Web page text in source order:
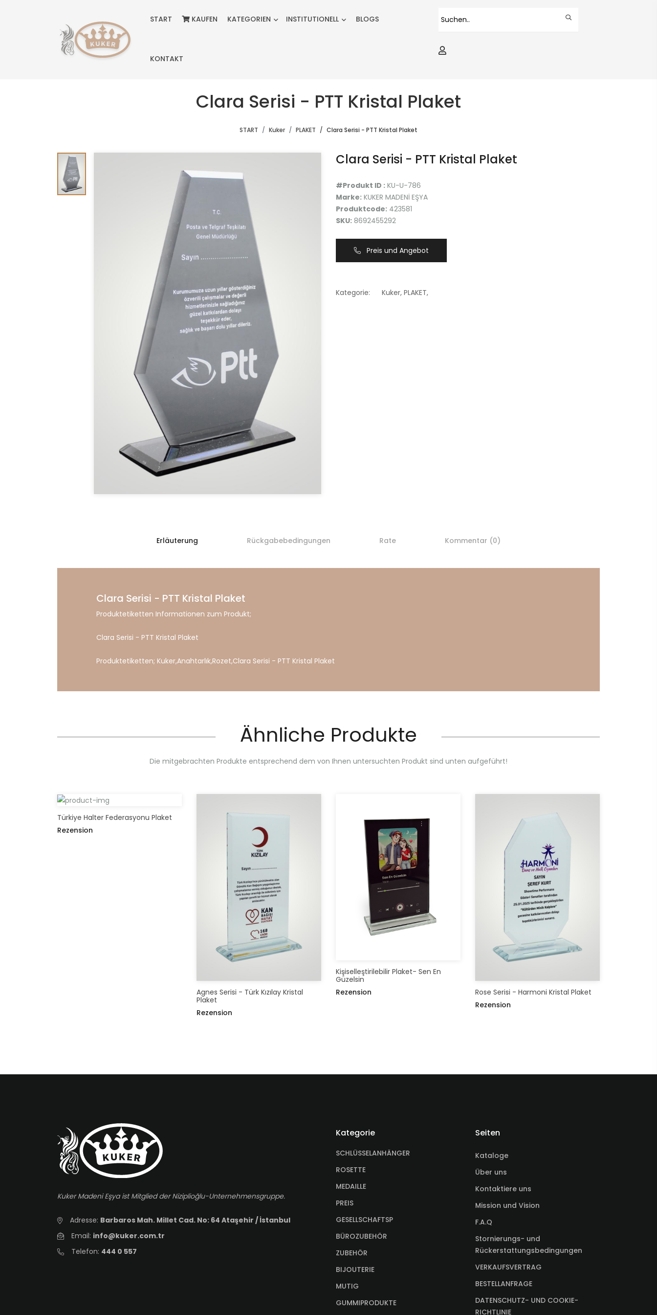
START KAUFEN KATEGORIEN INSTITUTIONELL BLOGS
KONTAKT
Clara Serisi - PTT Kristal Plaket
START Kuker PLAKET Clara Serisi - PTT Kristal Plaket
Clara Serisi - PTT Kristal Plaket
#Produkt ID : KU-U-786
Marke: KUKER MADENİ EŞYA
Produktcode: 423581
SKU: 8692455292
Preis und Angebot
Kategorie: Kuker, PLAKET,
Erläuterung Rückgabebedingungen Rate Kommentar (0)
Clara Serisi - PTT Kristal Plaket
Produktetiketten Informationen zum Produkt;
Clara Serisi - PTT Kristal Plaket
Produktetiketten; Kuker,Anahtarlık,Rozet,Clara Serisi - PTT Kristal Plaket
Ähnliche Produkte
Die mitgebrachten Produkte entsprechend dem von Ihnen untersuchten Produkt sind unten aufgeführt!
Türkiye Halter Federasyonu Plaket
Rezension
Agnes Serisi - Türk Kızılay Kristal
Plaket
Rezension
Kişiselleştirilebilir Plaket- Sen En
Güzelsin
Rezension
Rose Serisi - Harmoni Kristal Plaket
Rezension
Kuker Madeni Eşya ist Mitglied der Niziplioğlu-Unternehmensgruppe.
Adresse: Barbaros Mah. Millet Cad. No: 64 Ataşehir / İstanbul
Email: info@kuker.com.tr
Telefon: 444 0 557
Kategorie
SCHLÜSSELANHÄNGER
ROSETTE
MEDAILLE
PREIS
GESELLSCHAFTSP
BÜROZUBEHÖR
ZUBEHÖR
BIJOUTERIE
MUTIG
GUMMIPRODUKTE
Seiten
Kataloge
Über uns
Kontaktiere uns
Mission und Vision
F.A.Q
Stornierungs- und
Rückerstattungsbedingungen
VERKAUFSVERTRAG
BESTELLANFRAGE
DATENSCHUTZ- UND COOKIE-
RICHTLINIE